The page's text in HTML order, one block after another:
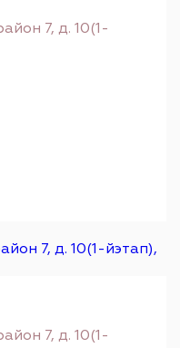
7, д. 10(1-
7, д. 10(1-